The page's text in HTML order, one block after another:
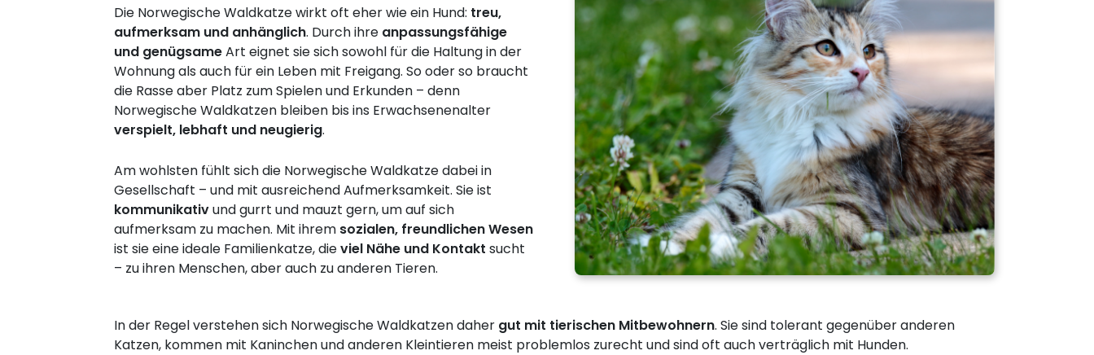
Die Norwegische Waldkatze wirkt oft eher wie ein Hund: treu,
aufmerksam und anhänglich. Durch ihre anpassungsfähige
und genügsameArt eignet sie sich sowohl für die Haltung in der
Wohnung als auch für ein Leben mit Freigang. So oder so braucht
die Rasse aber Platz zum Spielen und Erkunden – denn
Norwegische Waldkatzen bleiben bis ins Erwachsenenalter
verspielt, lebhaft und neugierig.
Am wohlsten fühlt sich die Norwegische Waldkatze dabei in
Gesellschaft – und mit ausreichend Aufmerksamkeit. Sie ist
kommunikativund gurrt und mauzt gern, um auf sich
aufmerksam zu machen. Mit ihrem sozialen, freundlichen Wesen
ist sie eine ideale Familienkatze, dieviel Nähe und Kontakt sucht
– zu ihren Menschen, aber auch zu anderen Tieren.
In der Regel verstehen sich Norwegische Waldkatzen daher gut mit tierischen Mitbewohnern. Sie sind tolerant gegenüber anderen
Katzen, kommen mit Kaninchen und anderen Kleintieren meist problemlos zurecht und sind oft auch verträglich mit Hunden.